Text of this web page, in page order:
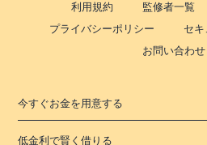
利用規約
監修者一覧
プライバシーポリシー
セ
お問い合わせ
今すぐお金を用意する
低金利で賢く借りる